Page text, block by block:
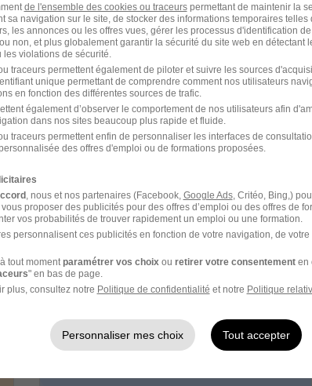
Aldi recrutement
Commerce alimentaire - Grande
Découvrir
1 job
de l'ensemble des cookies ou traceurspermettant de maintenir la
sa navigation sur le site, de stocker des informations temporaires telles
les annonces ou les offres vues, gérer les processus d'identification
non, et plus globalement garantir la sécurité du site web en détectant
violations de sécurité.
traceurs permettent également de piloter et suivre les sources
unique permettant de comprendre comment nos utilisateurs
en fonction des différentes sources de trafic.
également d’observer le comportement de nos utilisateurs afin
dans nos sites beaucoup plus rapide et fluide.
traceurs permettent enfin de personnaliser les interfaces de
des offres d'emploi ou de formations proposées.
, nous et nos partenaires (Facebook, Google Ads, Critéo, Bing,)
proposer des publicités pour des offres d’emploi ou des offres de
vos probabilités de trouver rapidement un emploi ou une formation.
personnalisent ces publicités en fonction de votre navigation, de
tout moment paramétrer vos choix ou retirer votre consentementen
" en bas de page.
plus, consultez notre Politique de confidentialité et notre Politique
Personnaliser mes choix Tout accepter